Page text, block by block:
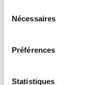
Nécessaires
Préférences
Statistiques